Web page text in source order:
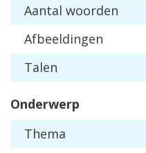
Aantal woorden
Afbeeldingen
Talen
Onderwerp
Thema